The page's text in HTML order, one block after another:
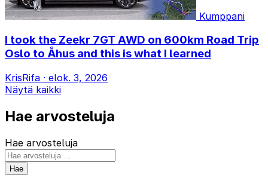
Kumppani
I took the Zeekr 7GT AWD on 600km Road Trip
Oslo to Åhus and this is what I learned
KrisRifa · elok. 3, 2026
Näytä kaikki
Hae arvosteluja
Hae arvosteluja
Hae